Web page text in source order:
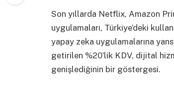
Son yıllarda Netflix, Amazon
uygulamaları, Türkiye’deki
yapay zeka uygulamalarına
getirilen %20’lik KDV, dijital
genişlediğinin bir göstergesi.